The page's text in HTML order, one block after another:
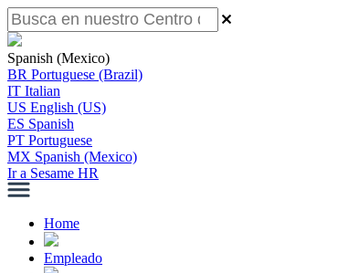
Spanish (Mexico)
BR Portuguese (Brazil)
IT Italian
US English (US)
ES Spanish
PT Portuguese
MX Spanish (Mexico)
Ir a Sesame HR
Home
Empleado